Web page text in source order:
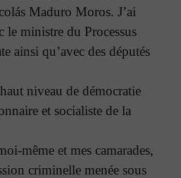
Maduro Moros. J’ai
le ministre du Processus
ainsi qu’avec des députés
niveau de démocratie
et socialiste de la
même et mes camarades,
criminelle menée sous